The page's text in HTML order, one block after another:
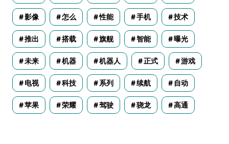
影像 怎么 性能 手机 技术
推出 搭载 旗舰 智能 曝光
未来 机器 机器人 正式 游戏
电视 科技 系列 续航 自动
苹果 荣耀 驾驶 骁龙 高通